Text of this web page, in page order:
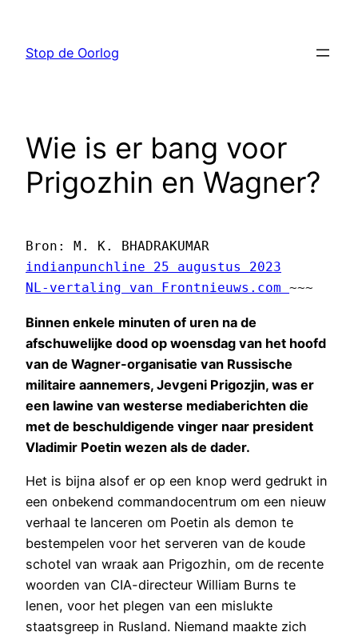
Stop de Oorlog
Wie is er bang voor
Prigozhin en Wagner?
indianpunchline 25 augustus 2023
NL-vertaling van Frontnieuws.com ~~~
Binnen enkele minuten of uren na de
afschuwelijke dood op woensdag van het hoofd
van de Wagner-organisatie van Russische
militaire aannemers, Jevgeni Prigozjin, was er
een lawine van westerse mediaberichten die
met de beschuldigende vinger naar president
Vladimir Poetin wezen als de dader.
Het is bijna alsof er op een knop werd gedrukt in
een onbekend commandocentrum om een nieuw
verhaal te lanceren om Poetin als demon te
bestempelen voor het serveren van de koude
schotel van wraak aan Prigozhin, om de recente
woorden van CIA-directeur William Burns te
lenen, voor het plegen van een mislukte
staatsgreep in Rusland. Niemand maakte zich